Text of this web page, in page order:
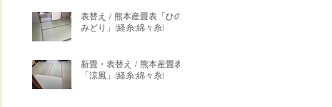
表替え / 熊本産畳表「ひの
みどり」(経糸:綿々糸)
新畳・表替え / 熊本産畳表
「涼風」(経糸:綿々糸)